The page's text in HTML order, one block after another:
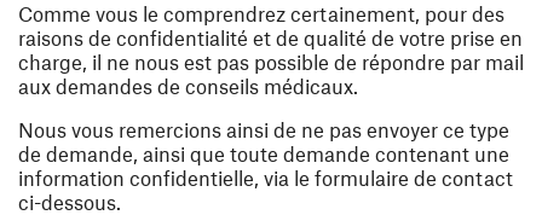
Comme vous le comprendrez certainement, pour des
raisons de confidentialité et de qualité de votre prise en
charge, il ne nous est pas possible de répondre par mail
aux demandes de conseils médicaux.
Nous vous remercions ainsi de ne pas envoyer ce type
de demande, ainsi que toute demande contenant une
information confidentielle, via le formulaire de contact
ci-dessous.